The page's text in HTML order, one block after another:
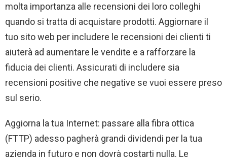
molta importanza alle recensioni dei loro colleghi
quando si tratta di acquistare prodotti. Aggiornare il
tuo sito web per includere le recensioni dei clienti ti
aiuterà ad aumentare le vendite e a rafforzare la
fiducia dei clienti. Assicurati di includere sia
recensioni positive che negative se vuoi essere preso
sul serio.
Aggiorna la tua Internet: passare alla fibra ottica
(FTTP) adesso pagherà grandi dividendi per la tua
azienda in futuro e non dovrà costarti nulla. Le